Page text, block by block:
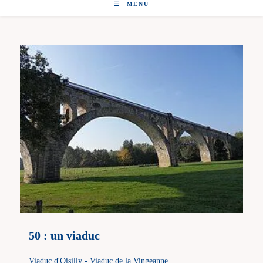
MENU
50 : un viaduc
Viaduc d'Oisilly - Viaduc de la Vingeanne